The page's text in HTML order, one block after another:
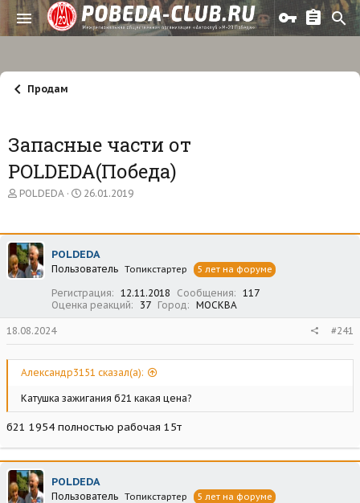
Продам
Запасные части от
POLDEDA(Победа)
А
о
р
т
е
POLDEDA
Д
а
а
ч
л
а
26.01.2019
POLDEDA
Пользователь Топикстартер 5 лет на форуме
Регистрация 12.11.2018 Сообщения
117
Оценка реакций
37 Город МОСКВА
18.08.2024 #241
Александр3151 сказал(а):
Катушка зажигания б21 какая цена?
б21 1954 полностью рабочая 15т
POLDEDA
Пользователь Топикстартер 5 лет на форуме